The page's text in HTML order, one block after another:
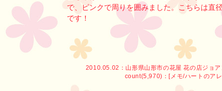
で、ピンクで周りを囲みました。こちらは直
です！
2010.05.02： 山形県山形市の花屋 花の店ジョ
count(5,970)：[メモ/ハートのア